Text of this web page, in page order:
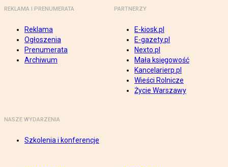
REKLAMA I PRENUMERATA
Reklama
Ogłoszenia
Prenumerata
Archiwum
PARTNERZY
E-kiosk.pl
E-gazety.pl
Nexto.pl
Mała księgowość
Kancelarierp.pl
Wieści Rolnicze
Życie Warszawy
NASZE WYDARZENIA
Szkolenia i konferencje